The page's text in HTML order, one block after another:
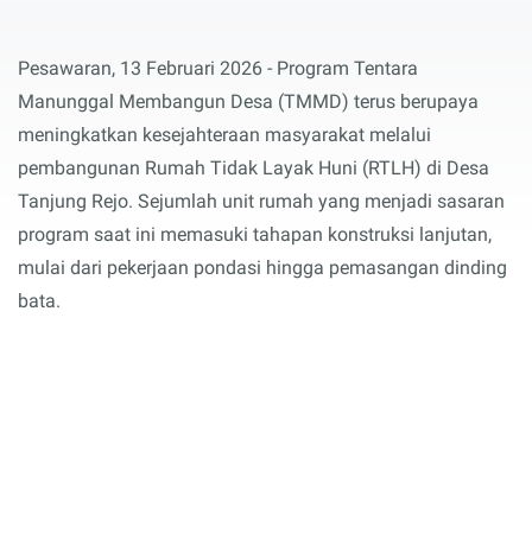
Pesawaran, 13 Februari 2026 - Program Tentara
Manunggal Membangun Desa (TMMD) terus berupaya
meningkatkan kesejahteraan masyarakat melalui
pembangunan Rumah Tidak Layak Huni (RTLH) di Desa
Tanjung Rejo. Sejumlah unit rumah yang menjadi sasaran
program saat ini memasuki tahapan konstruksi lanjutan,
mulai dari pekerjaan pondasi hingga pemasangan dinding
bata.